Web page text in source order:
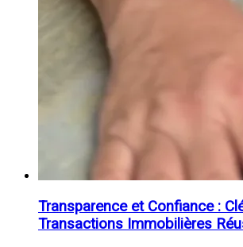
Transparence et Confiance :
Transactions Immobilières